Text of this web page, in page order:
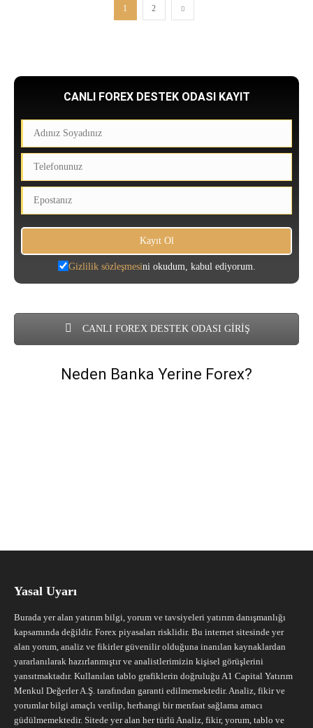
1 2
CANLI FOREX DESTEK ODASI KAYIT
Gizlilik sözleşmesini okudum, kabul ediyorum.
CANLI FOREX DESTEK ODASI GİRİŞ
Neden Banka Yerine Forex?
Yasal Uyarı
Burada yer alan yatırım bilgi, yorum ve tavsiyeleri yatırım danışmanlığı
kapsamında değildir. Forex piyasaları risklidir. Bu internet sitesinde yer
alan yorum, analiz ve fikirler güvenilir olduğuna inanılan kaynaklardan
yararlanılarak hazırlanmıştır ve analistlerimizin kişisel görüşlerini
yansıtmaktadır. Kullanılan tablo grafiklerin doğruluğu A1 Capital Yatırım
Menkul Değerler A.Ş. tarafından garanti edilmemektedir. Analiz, fikir ve
yorumlar bilgi amaçlı verilip, herhangi bir menfaat sağlama amacı
güdülmemektedir. Sitede yer alan her türlü Analiz, fikir, yorum, tablo ve